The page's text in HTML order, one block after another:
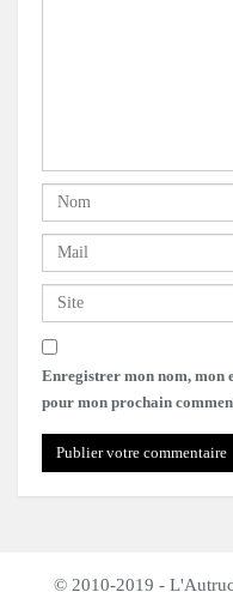
Enregistrer mon nom, mon
pour mon prochain
© 2010-2019 -